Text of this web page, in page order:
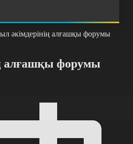
әкімдерінің алғашқы форумы
алғашқы форумы